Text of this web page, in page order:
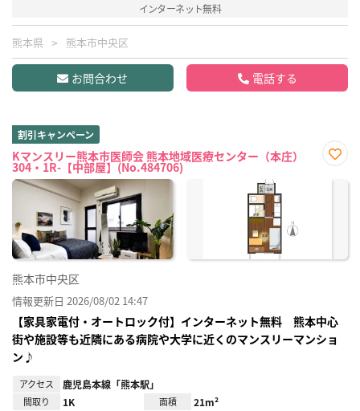
インターネット無料
熊本県 熊本市中央区
お問合わせ 電話する
割引キャンペーン
Kマンスリー熊本市医師会 熊本地域医療センター（本庄）
304・1R-【中部屋】(No.484706)
に入
熊本市中央区
情報更新日 2026/08/02 14:47
【家具家電付・オートロック付】インターネット無料 熊本中心
街や施設等も近隣にある病院や大学に近くのマンスリーマンショ
ン♪
アクセス 鹿児島本線「熊本駅」
間取り 1K 面積 21m²